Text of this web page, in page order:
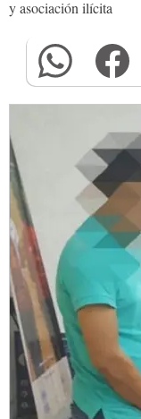
y asociación ilícita